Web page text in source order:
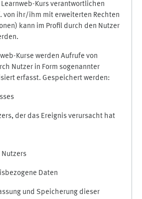
Kurs verantwortlichen
von ihr/ihm mit erweiterten Rechten
kann im Profil durch den Nutzer
Kurse werden Aufrufe von
Nutzer in Form sogenannter
erfasst. Gespeichert werden:
der das Ereignis verursacht hat
Nutzers
Daten
und Speicherung dieser